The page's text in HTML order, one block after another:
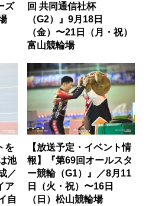
ズ
回 共同通信社杯
（G2）』9月18日
（金）〜21日（月・祝）
富山競輪場
を
池
／
ア
自
【放送予定・イベント情
報】『第69回オールスタ
ー競輪（G1）』／8月11
日（火・祝）〜16日
（日）松山競輪場